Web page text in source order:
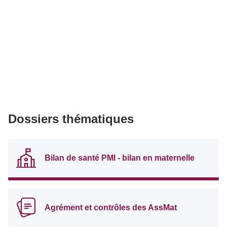
Dossiers thématiques
Bilan de santé PMI - bilan en maternelle
Agrément et contrôles des AssMat